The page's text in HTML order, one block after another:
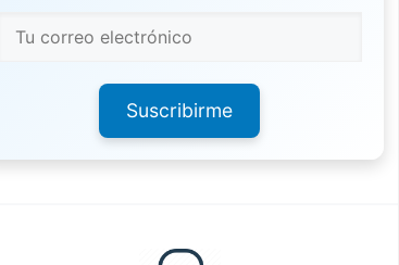
Suscribirme